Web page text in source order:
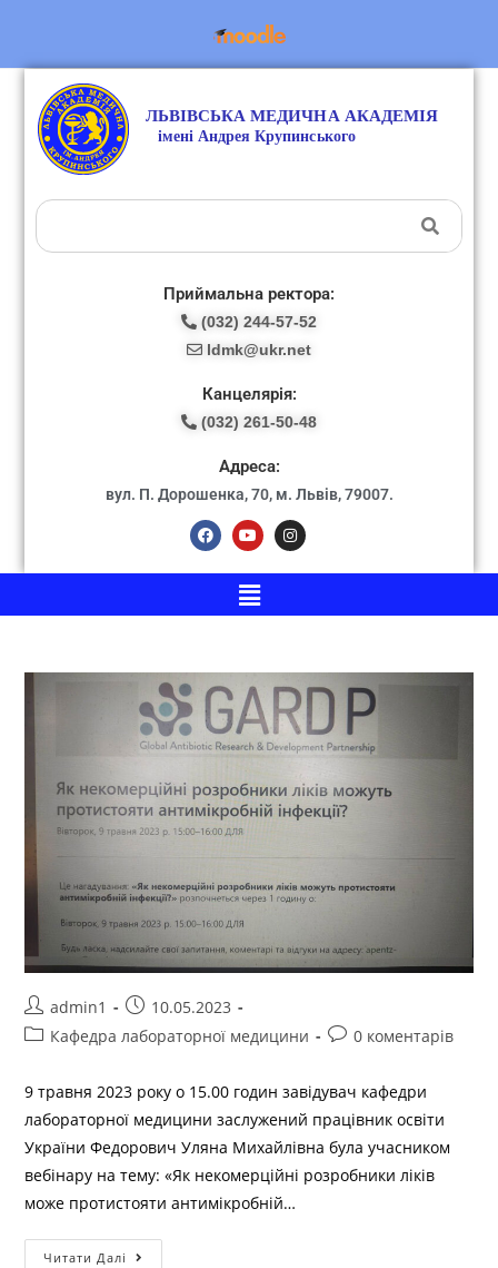
Приймальна ректора:
(032) 244-57-52
ldmk@ukr.net
Канцелярія:
(032) 261-50-48
Адреса:
вул. П. Дорошенка, 70, м. Львів, 79007.
admin1
10.05.2023
Кафедра лабораторної медицини
0 коментарів
9 травня 2023 року о 15.00 годин завідувач кафедри
лабораторної медицини заслужений працівник освіти
України Федорович Уляна Михайлівна була учасником
вебінару на тему: «Як некомерційні розробники ліків
може протистояти антимікробній…
Читати Далі